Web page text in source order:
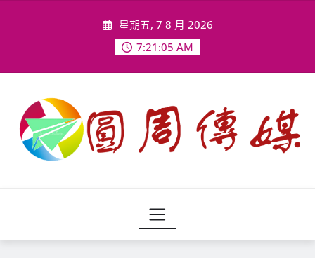
星期五, 7 8 月 2026
7:21:07 AM